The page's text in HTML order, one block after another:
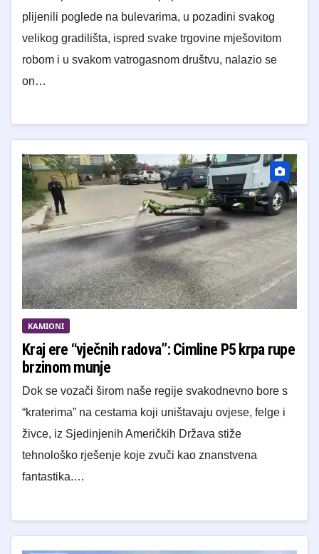
plijenili poglede na bulevarima, u pozadini svakog
velikog gradilišta, ispred svake trgovine mješovitom
robom i u svakom vatrogasnom društvu, nalazio se
on…
KAMIONI
Kraj ere “vječnih radova”: Cimline P5 krpa rupe
brzinom munje
Dok se vozači širom naše regije svakodnevno bore s
“kraterima” na cestama koji uništavaju ovjese, felge i
živce, iz Sjedinjenih Američkih Država stiže
tehnološko rješenje koje zvuči kao znanstvena
fantastika.…